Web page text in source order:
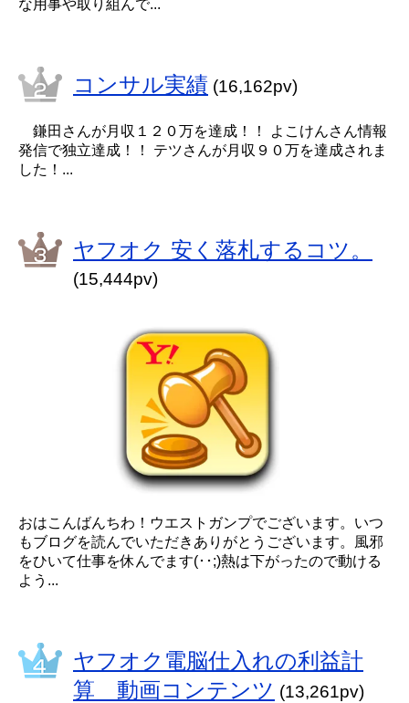
な用事や取り組んで...
コンサル実績 (16,162pv)
鎌田さんが月収１２０万を達成！！ よこけんさん情報
発信で独立達成！！ テツさんが月収９０万を達成されま
した！...
ヤフオク 安く落札するコツ。
(15,444pv)
おはこんばんちわ！ウエストガンプでございます。いつ
もブログを読んでいただきありがとうございます。風邪
をひいて仕事を休んでます(･･;)熱は下がったので動ける
よう...
ヤフオク電脳仕入れの利益計
算 動画コンテンツ (13,261pv)